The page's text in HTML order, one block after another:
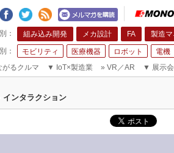
組み込み開発 メカ設計 FA 製造マ
モビリティ 医療機器 ロボット 電機
がるクルマ ▼ IoT×製造業 » VR／AR ▼ 展示会
インタラクション